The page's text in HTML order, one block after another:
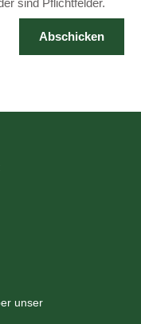
Abschicken
unser